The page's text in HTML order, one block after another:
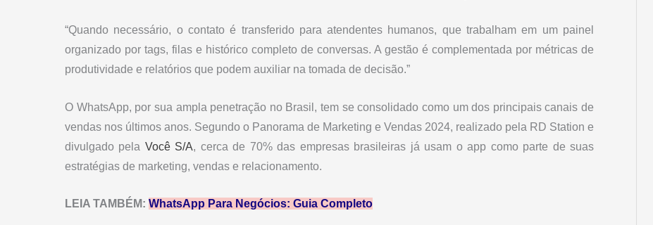
“Quando necessário, o contato é transferido para atendentes humanos, que trabalham em um painel
organizado por tags, filas e histórico completo de conversas. A gestão é complementada por métricas de
produtividade e relatórios que podem auxiliar na tomada de decisão.”
O WhatsApp, por sua ampla penetração no Brasil, tem se consolidado como um dos principais canais de
vendas nos últimos anos. Segundo o Panorama de Marketing e Vendas 2024, realizado pela RD Station e
divulgado pela Você S/A, cerca de 70% das empresas brasileiras já usam o app como parte de suas
estratégias de marketing, vendas e relacionamento.
LEIA TAMBÉM: WhatsApp Para Negócios: Guia Completo